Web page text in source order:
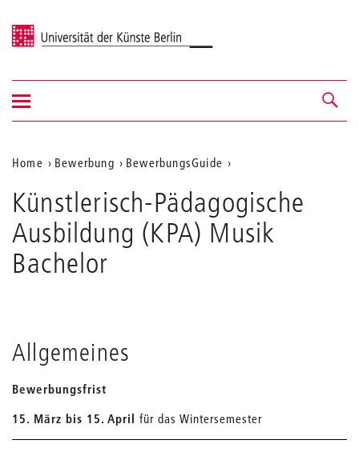
Universität der Künste Berlin
Navigation &
Suche
Navigation
ein-/ausblenden
Aktuelle
Position
auf
der
Webseite
Home Bewerbung BewerbungsGuide
Künstlerisch-Pädagogische
Ausbildung (KPA) Musik
Bachelor
Allgemeines
Bewerbungsfrist
15. März bis 15. April für das Wintersemester